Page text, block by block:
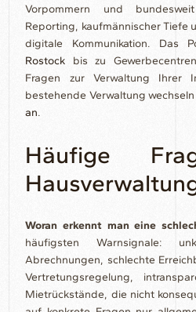
Vorpommern und
Reporting, kaufmännischer Tiefe
digitale Kommunikation. Das
Rostock bis zu
Fragen zur Verwaltung Ihrer
bestehende Verwaltung
an.
Häufige
Woran erkennt man eine
häufigsten Warnsignale:
Abrechnungen, schlechte
Vertretungsregelung,
Mietrückstände, die nicht